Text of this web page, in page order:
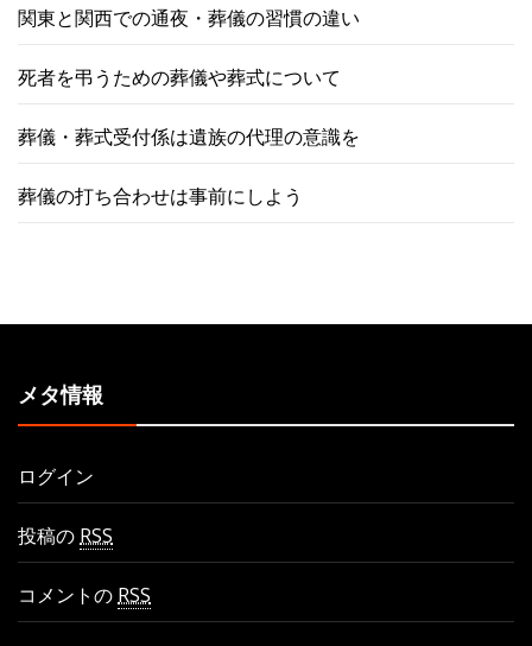
関東と関西での通夜・葬儀の習慣の違い
死者を弔うための葬儀や葬式について
葬儀・葬式受付係は遺族の代理の意識を
葬儀の打ち合わせは事前にしよう
メタ情報
ログイン
投稿の RSS
コメントの RSS